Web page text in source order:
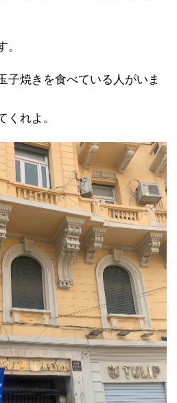
。
子焼きを食べている人がいま
くれよ。